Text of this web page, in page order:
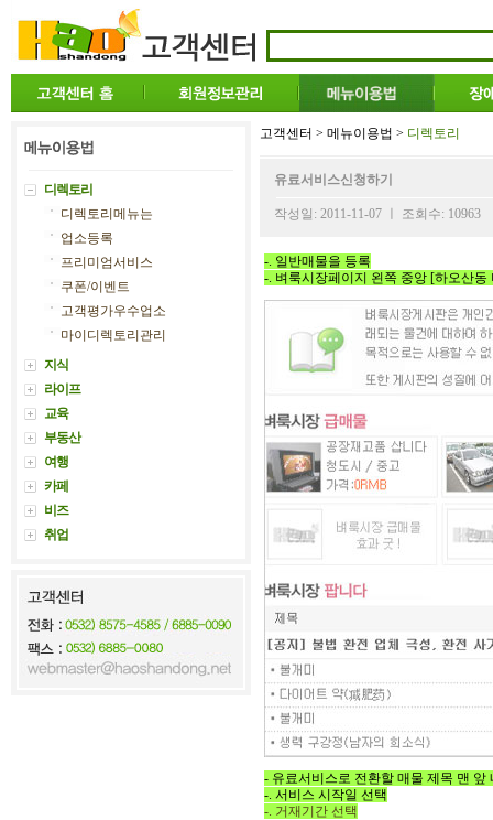
디렉토리
디렉토리메뉴는
업소등록
프리미엄서비스
쿠폰/이벤트
고객평가우수업소
마이디렉토리관리
지식
라이프
교육
부동산
여행
카페
비즈
취업
고객센터 > 메뉴이용법 > 디렉토리
유료서비스신청하기
작성일: 2011-11-07 ㅣ 조회수: 10963
-. 일반매물을 등록
-. 벼룩시장페이지 왼쪽 중앙 [하오산
- 유료서비스로 전환할 매물 제목 맨 앞
-. 서비스 시작일 선택
-. 거재기간 선택